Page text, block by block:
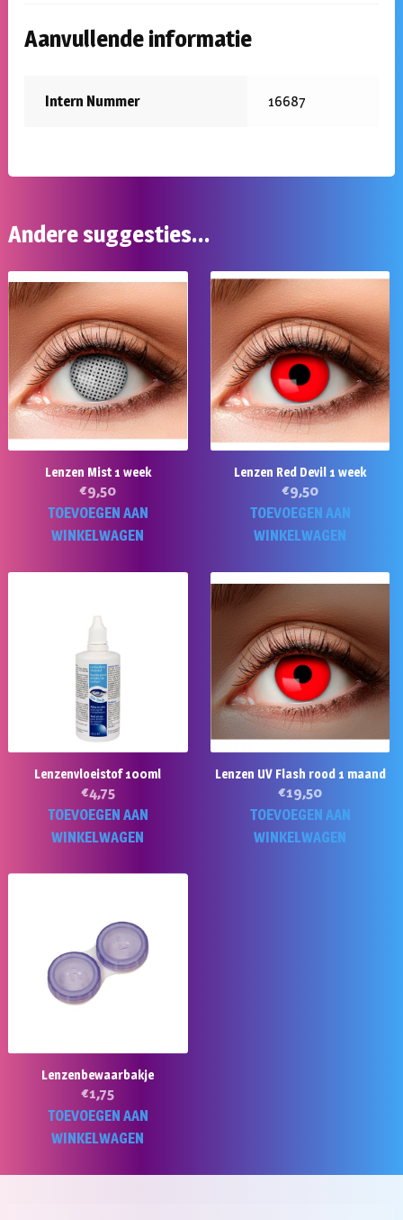
Aanvullende informatie
Intern Nummer 16687
Andere suggesties…
Lenzen Mist 1 week
€9,50
TOEVOEGEN AAN
WINKELWAGEN
Lenzen Red Devil 1 week
€9,50
TOEVOEGEN AAN
WINKELWAGEN
Lenzenvloeistof 100ml
€4,75
TOEVOEGEN AAN
WINKELWAGEN
Lenzen UV Flash rood 1 maand
€19,50
TOEVOEGEN AAN
WINKELWAGEN
Lenzenbewaarbakje
€1,75
TOEVOEGEN AAN
WINKELWAGEN